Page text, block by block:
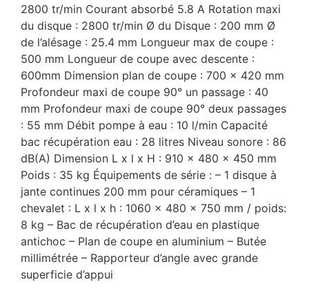
2800 tr/min Courant absorbé 5.8 A Rotation maxi
du disque : 2800 tr/min Ø du Disque : 200 mm Ø
de l’alésage : 25.4 mm Longueur max de coupe :
500 mm Longueur de coupe avec descente :
600mm Dimension plan de coupe : 700 x 420 mm
Profondeur maxi de coupe 90° un passage : 40
mm Profondeur maxi de coupe 90° deux passages
: 55 mm Débit pompe à eau : 10 l/min Capacité
bac récupération eau : 28 litres Niveau sonore : 86
dB(A) Dimension L x l x H : 910 x 480 x 450 mm
Poids : 35 kg Équipements de série : – 1 disque à
jante continues 200 mm pour céramiques – 1
chevalet : L x l x h : 1060 x 480 x 750 mm / poids:
8 kg – Bac de récupération d’eau en plastique
antichoc – Plan de coupe en aluminium – Butée
millimétrée – Rapporteur d’angle avec grande
superficie d’appui